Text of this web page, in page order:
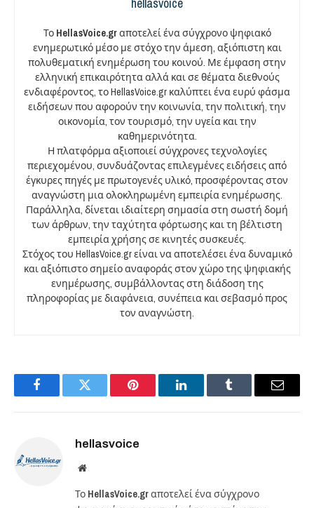
Το HellasVoice.grαποτελεί ένα σύγχρονο ψηφιακό
ενημερωτικό μέσο με στόχο την άμεση, αξιόπιστη και
πολυθεματική ενημέρωση του κοινού. Με έμφαση στην
ελληνική επικαιρότητα αλλά και σε θέματα διεθνούς
ενδιαφέροντος, το HellasVoice.gr καλύπτει ένα ευρύ φάσμα
ειδήσεων που αφορούν την κοινωνία, την πολιτική, την
οικονομία, τον τουρισμό, την υγεία και την
καθημερινότητα.
Η πλατφόρμα αξιοποιεί σύγχρονες τεχνολογίες
περιεχομένου, συνδυάζοντας επιλεγμένες ειδήσεις από
έγκυρες πηγές με πρωτογενές υλικό, προσφέροντας στον
αναγνώστη μια ολοκληρωμένη εμπειρία ενημέρωσης.
Παράλληλα, δίνεται ιδιαίτερη σημασία στη σωστή δομή
των άρθρων, την ταχύτητα φόρτωσης και τη βέλτιστη
εμπειρία χρήσης σε κινητές συσκευές.
Στόχος του HellasVoice.gr είναι να αποτελέσει ένα δυναμικό
και αξιόπιστο σημείο αναφοράς στον χώρο της ψηφιακής
ενημέρωσης, συμβάλλοντας στη διάδοση της
πληροφορίας με διαφάνεια, συνέπεια και σεβασμό προς
τον αναγνώστη.
FacebookTwitter Pinterest LinkedInTumblr Email
hellasvoice
Website
Το HellasVoice.grαποτελεί ένα σύγχρονο